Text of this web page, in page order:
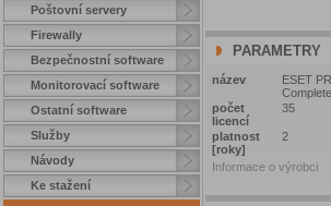
Poštovní servery
Firewally
Bezpečnostní software
Monitorovací software
Ostatní software
Služby
Návody
Ke stažení
PARAMETRY
název
ESET
Complete
počet
licencí
35
platnost
[roky]
2
Informace o výrobci